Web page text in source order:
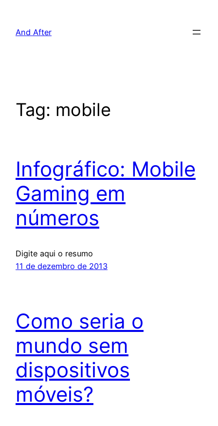
And After
Tag: mobile
Infográfico: Mobile
Gaming em
números
Digite aqui o resumo
11 de dezembro de 2013
Como seria o
mundo sem
dispositivos
móveis?